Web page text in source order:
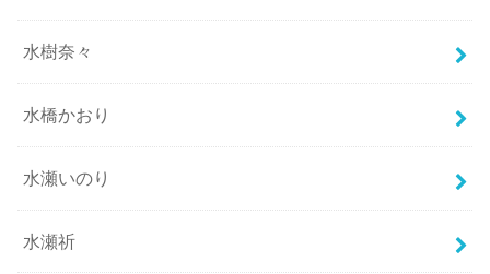
水樹奈々
水橋かおり
水瀬いのり
水瀬祈